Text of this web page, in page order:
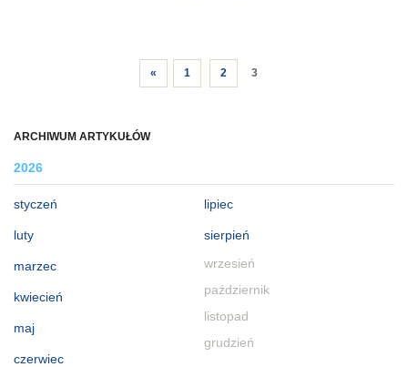
ARCHIWUM ARTYKUŁÓW
2026
styczeń
luty
marzec
kwiecień
maj
czerwiec
lipiec
sierpień
wrzesień
październik
listopad
grudzień
« 1 2 3